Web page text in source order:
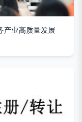
产业高质量发展